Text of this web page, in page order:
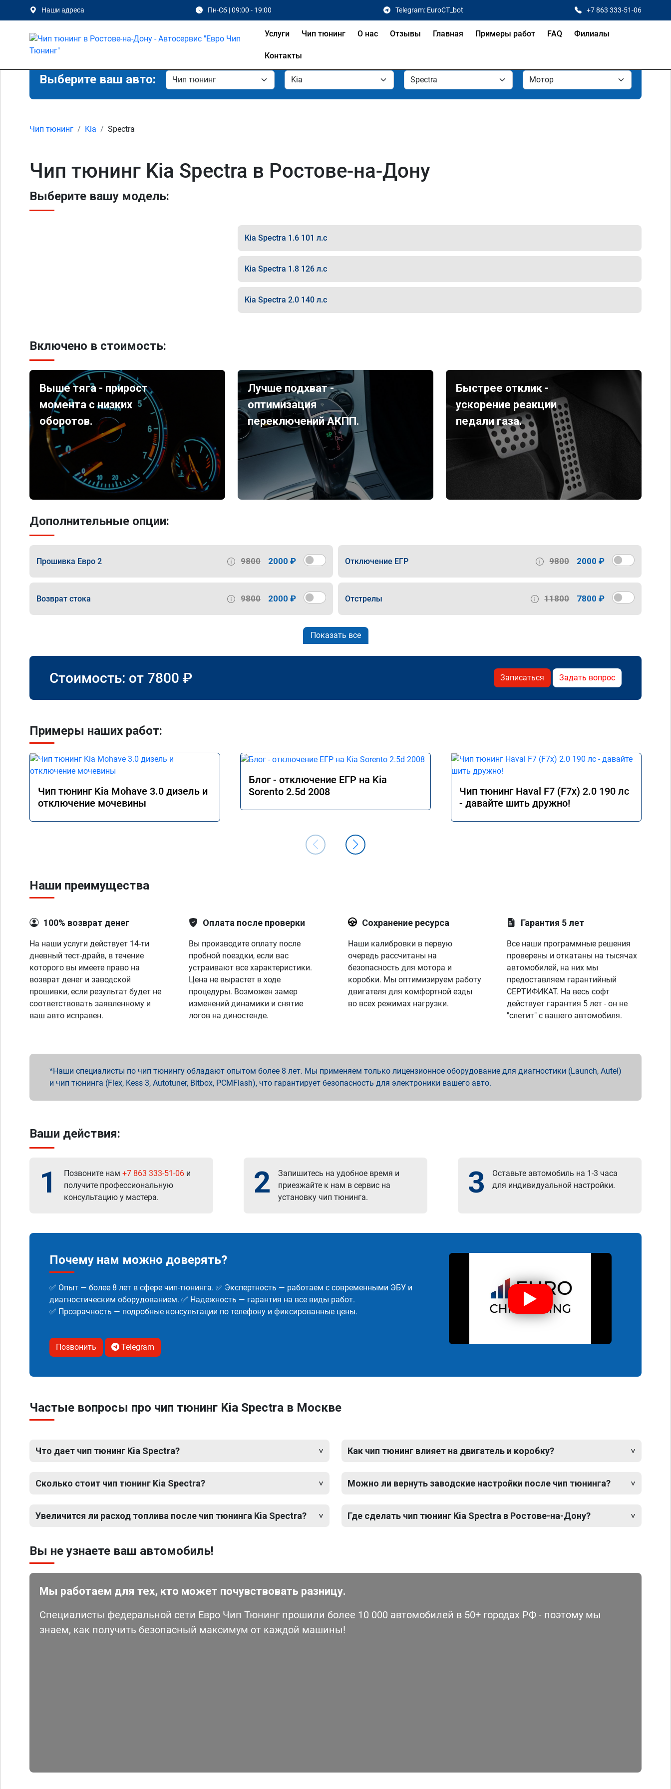
Наши адреса Пн-Сб | 09:00 - 19:00 Telegram: EuroCT_bot +7 863 333-51-06
Услуги Чип тюнинг О нас Отзывы Главная Примеры работ FAQ Филиалы
Контакты
Выберите ваш авто:
Чип тюнинг Kia Spectra
Чип тюнинг Kia Spectra в Ростове-на-Дону
Выберите вашу модель:
Kia Spectra 1.6 101 л.с
Kia Spectra 1.8 126 л.с
Kia Spectra 2.0 140 л.с
Включено в стоимость:
Выше тяга - прирост
момента с низких
оборотов.
Лучше подхват -
оптимизация
переключений АКПП.
Быстрее отклик -
ускорение реакции
педали газа.
Дополнительные опции:
Прошивка Евро 2 9800 2000 ₽ Отключение ЕГР 9800 2000 ₽
Возврат стока 9800 2000 ₽ Отстрелы 11800 7800 ₽
Показать все
Стоимость: от 7800 ₽ Записаться Задать вопрос
Примеры наших работ:
Чип тюнинг Kia Mohave 3.0 дизель и
отключение мочевины
Блог - отключение ЕГР на Kia
Sorento 2.5d 2008
Чип тюнинг Haval F7 (F7x) 2.0 190 лс
- давайте шить дружно!
Наши преимущества
100% возврат денег
На наши услуги действует 14-ти
дневный тест-драйв, в течение
которого вы имеете право на
возврат денег и заводской
прошивки, если результат будет не
соответствовать заявленному и
ваш авто исправен.
Оплата после проверки
Вы производите оплату после
пробной поездки, если вас
устраивают все характеристики.
Цена не вырастет в ходе
процедуры. Возможен замер
изменений динамики и снятие
логов на диностенде.
Сохранение ресурса
Наши калибровки в первую
очередь рассчитаны на
безопасность для мотора и
коробки. Мы оптимизируем работу
двигателя для комфортной езды
во всех режимах нагрузки.
Гарантия 5 лет
Все наши программные решения
проверены и откатаны на тысячах
автомобилей, на них мы
предоставляем гарантийный
СЕРТИФИКАТ. На весь софт
действует гарантия 5 лет - он не
"слетит" с вашего автомобиля.
Наши специалисты по чип тюнингу обладают опытом более 8 лет. Мы применяем только лицензионное оборудование для диагностики (Launch, Autel)
и чип тюнинга (Flex, Kess 3, Autotuner, Bitbox, PCMFlash), что гарантирует безопасность для электроники вашего авто.
Ваши действия:
1 Позвоните нам +7 863 333-51-06 и
получите профессиональную
консультацию у мастера.
2
Запишитесь на удобное время и
приезжайте к нам в сервис на
установку чип тюнинга.
3
Оставьте автомобиль на 1-3 часа
для индивидуальной настройки.
Почему нам можно доверять?
✅ Опыт — более 8 лет в сфере чип-тюнинга. ✅ Экспертность — работаем с современными ЭБУ и
диагностическим оборудованием. ✅ Надежность — гарантия на все виды работ.
✅ Прозрачность — подробные консультации по телефону и фиксированные цены.
Позвонить Telegram
Частые вопросы про чип тюнинг Kia Spectra в Москве
Что дает чип тюнинг Kia Spectra?
Сколько стоит чип тюнинг Kia Spectra?
Увеличится ли расход топлива после чип тюнинга Kia Spectra?
Как чип тюнинг влияет на двигатель и коробку?
Можно ли вернуть заводские настройки после чип тюнинга?
Где сделать чип тюнинг Kia Spectra в Ростове-на-Дону?
Вы не узнаете ваш автомобиль!
Мы работаем для тех, кто может почувствовать разницу.
Специалисты федеральной сети Евро Чип Тюнинг прошили более 10 000 автомобилей в 50+ городах РФ - поэтому мы
знаем, как получить безопасный максимум от каждой машины!